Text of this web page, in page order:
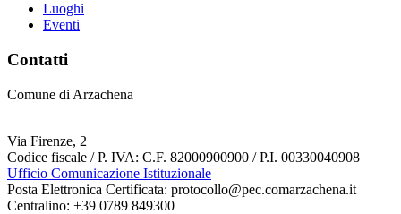
Luoghi
Eventi
Contatti
Comune di Arzachena
Via Firenze, 2
Codice fiscale / P. IVA: C.F. 82000900900 / P.I. 00330040908
Ufficio Comunicazione Istituzionale
Posta Elettronica Certificata: protocollo@pec.comarzachena.it
Centralino: +39 0789 849300